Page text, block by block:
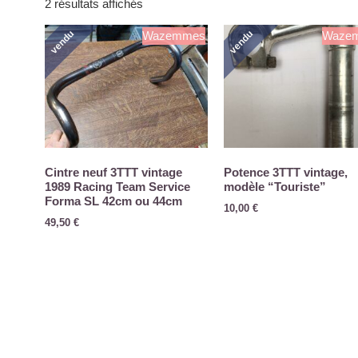
2 résultats affichés
Wazemmes
vendu
Cintre neuf 3TTT vintage
1989 Racing Team Service
Forma SL 42cm ou 44cm
49,50 €
vendu
Potence 3TTT vintage,
modèle “Touriste”
10,00€